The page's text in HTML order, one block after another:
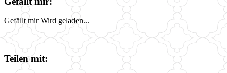
Gefällt mir Wird geladen...
Teilen mit: